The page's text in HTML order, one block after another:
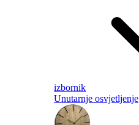
izbornik
Unutarnje osvjetljenje